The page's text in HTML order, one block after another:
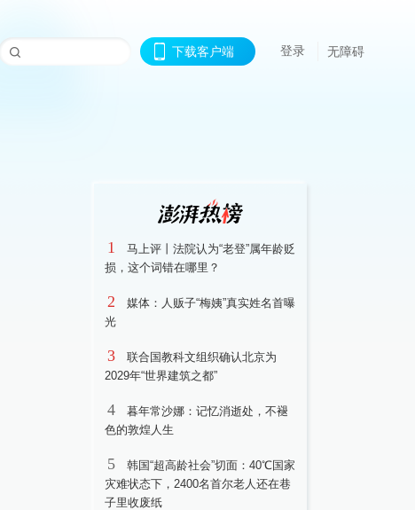
下载客户端 登录 无障碍
1
马上评丨法院认为“老登”属年龄贬
损，这个词错在哪里？
2
媒体：人贩子“梅姨”真实姓名首曝
光
3
联合国教科文组织确认北京为
2029年“世界建筑之都”
4
暮年常沙娜：记忆消逝处，不褪
色的敦煌人生
5
韩国“超高龄社会”切面：40℃国家
灾难状态下，2400名首尔老人还在巷
子里收废纸